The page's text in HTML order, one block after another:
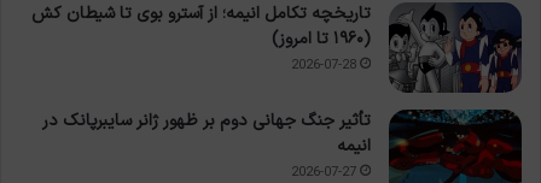
تاریخچه تکامل انیمه؛ از آسترو بوی تا شیطان کش
(۱۹۶۰ تا امروز)
2026-07-28
تأثیر جنگ جهانی دوم بر ظهور ژانر سایبرپانک در
انیمه
2026-07-27